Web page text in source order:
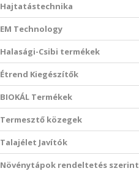
Hajtatástechnika
EM Technology
Halasági-Csibi termékek
Étrend Kiegészítők
BIOKÁL Termékek
Termesztő közegek
Talajélet Javítók
Növénytápok rendeltetés szerint